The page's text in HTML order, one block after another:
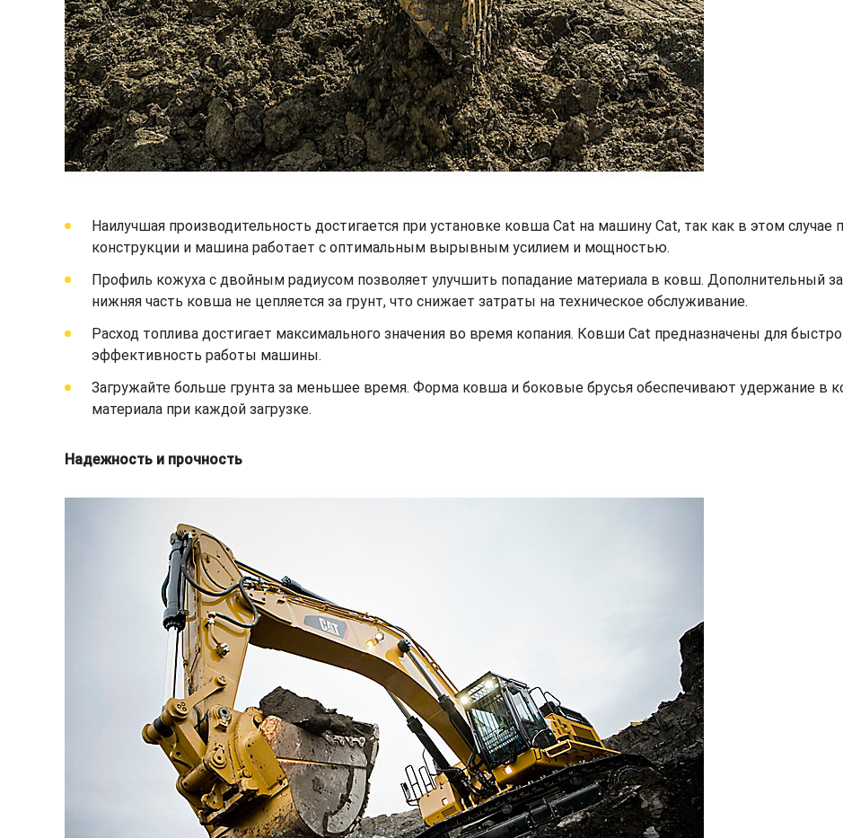
Наилучшая производительность достигается при установке ковша Cat на машину Cat, так как в этом случае
конструкции и машина работает с оптимальным вырывным усилием и мощностью.
Профиль кожуха с двойным радиусом позволяет улучшить попадание материала в ковш. Дополнительный
нижняя часть ковша не цепляется за грунт, что снижает затраты на техническое обслуживание.
Расход топлива достигает максимального значения во время копания. Ковши Cat предназначены для
эффективность работы машины.
Загружайте больше грунта за меньшее время. Форма ковша и боковые брусья обеспечивают удержание в
материала при каждой загрузке.
Надежность и прочность